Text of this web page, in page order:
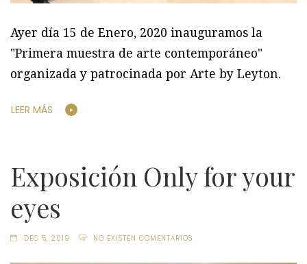
Ayer día 15 de Enero, 2020 inauguramos la
"Primera muestra de arte contemporáneo"
organizada y patrocinada por Arte by Leyton.
LEER MÁS
Exposición Only for your
eyes
DEC 5, 2019 NO EXISTEN COMENTARIOS